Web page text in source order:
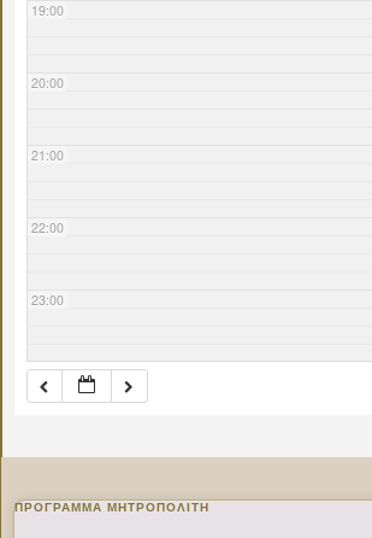
19:00
20:00
21:00
22:00
23:00
ΠΡΌΓΡΑΜΜΑ ΜΗΤΡΟΠΟΛΊΤΗ